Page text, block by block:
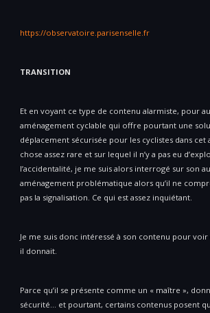
https://observatoire.parisenselle.fr
TRANSITION
Et en voyant ce type de contenu alarmiste, pour
aménagement cyclable qui offre pourtant une
déplacement sécurisée pour les cyclistes dans
chose assez rare et sur lequel il n’y a pas eu
l’accidentalité, je me suis alors interrogé sur son
aménagement problématique alors qu’il ne
pas la signalisation. Ce qui est assez inquiétant.
Je me suis donc intéressé à son contenu pour
il donnait.
Parce qu’il se présente comme un « maître »,
sécurité… et pourtant, certains contenus posent